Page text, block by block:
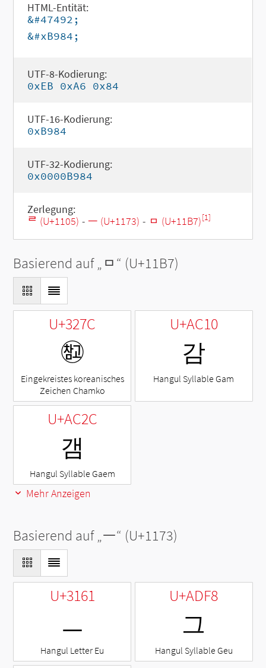
HTML-Entität:
&#47492;
&#xB984;
UTF-8-Kodierung:
0xEB 0xA6 0x84
UTF-16-Kodierung:
0xB984
UTF-32-Kodierung:
0x0000B984
Zerlegung:
ᄅ (U+1105) - ᅳ (U+1173) - ᆷ (U+11B7)[1]
Basierend auf „ᆷ“ (U+11B7)
U+327C
㉼
Eingekreistes koreanisches
Zeichen Chamko
U+AC10
감
Hangul Syllable Gam
U+AC2C
갬
Hangul Syllable Gaem
Mehr Anzeigen
Basierend auf „ᅳ“ (U+1173)
U+3161
ㅡ
Hangul Letter Eu
U+ADF8
그
Hangul Syllable Geu